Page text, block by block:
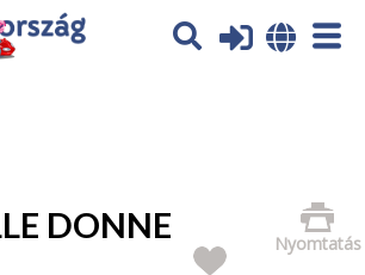
használ. További tájékoztatás itt:
DONNE
Nyomtatás